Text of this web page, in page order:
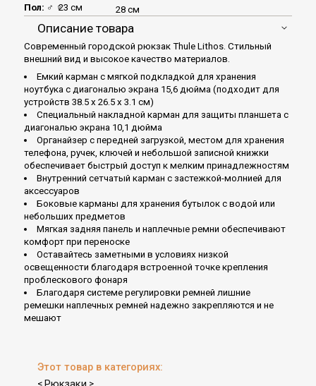
23 см 28 см
Пол: ♂ ♀
Описание товара
Современный городской рюкзак Thule Lithos. Стильный
внешний вид и высокое качество материалов.
Емкий карман с мягкой подкладкой для хранения
ноутбука с диагональю экрана 15,6 дюйма (подходит для
устройств 38.5 x 26.5 x 3.1 см)
Специальный накладной карман для защиты планшета с
диагональю экрана 10,1 дюйма
Органайзер с передней загрузкой, местом для хранения
телефона, ручек, ключей и небольшой записной книжки
обеспечивает быстрый доступ к мелким принадлежностям
Внутренний сетчатый карман с застежкой-молнией для
аксессуаров
Боковые карманы для хранения бутылок с водой или
небольших предметов
Мягкая задняя панель и наплечные ремни обеспечивают
комфорт при переноске
Оставайтесь заметными в условиях низкой
освещенности благодаря встроенной точке крепления
проблескового фонаря
Благодаря системе регулировки ремней лишние
ремешки наплечных ремней надежно закрепляются и не
мешают
Этот товар в категориях:
<
>